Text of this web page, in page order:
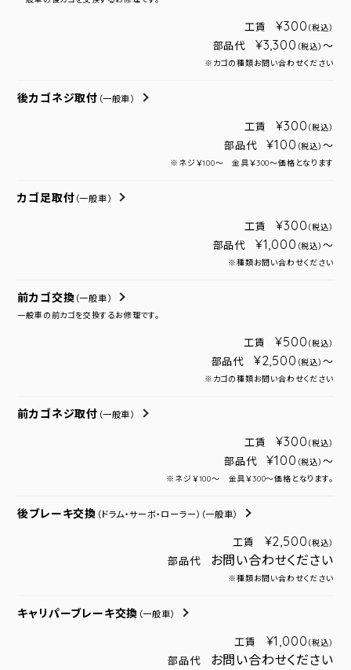
工賃 ¥300 （税込）
部品代 ¥3,300 （税込） ～
※カゴの種類お問い合わせください
後カゴネジ取付 （一般車）
工賃 ¥300 （税込）
部品代 ¥100 （税込） ～
※ネジ￥100～ 金具￥300～価格となります
カゴ足取付 （一般車）
工賃 ¥300 （税込）
部品代 ¥1,000 （税込） ～
※種類お問い合わせください
前カゴ交換 （一般車）
一般車の前カゴを交換するお修理です。
工賃 ¥500 （税込）
部品代 ¥2,500 （税込） ～
※カゴの種類お問い合わせください
前カゴネジ取付 （一般車）
工賃 ¥300 （税込）
部品代 ¥100 （税込） ～
※ネジ￥100～ 金具￥300～価格となります。
後ブレーキ交換 （ドラム・サーボ・ローラー） （一般車）
工賃 ¥2,500 （税込）
部品代 お問い合わせください
※種類お問い合わせください
キャリパーブレーキ交換 （一般車）
工賃 ¥1,000 （税込）
部品代 お問い合わせください